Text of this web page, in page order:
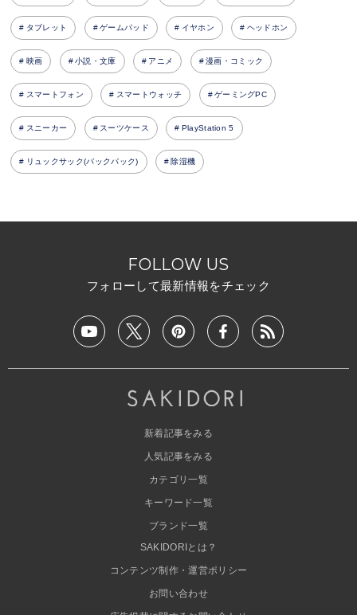
タブレット ゲームパッド イヤホン ヘッドホン
映画 小説・文庫 アニメ 漫画・コミック
スマートフォン スマートウォッチ ゲーミングPC
スニーカー スーツケース PlayStation 5
リュックサック(バックパック) 除湿機
FOLLOW US
フォローして最新情報をチェック
新着記事をみる
人気記事をみる
カテゴリ一覧
キーワード一覧
ブランド一覧
SAKIDORIとは？
コンテンツ制作・運営ポリシー
お問い合わせ